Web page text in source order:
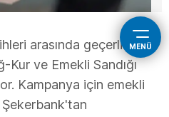
MENÜ
arasında geçerli
Kur ve Emekli Sandığı
Kampanya için emekli
Şekerbank'tan